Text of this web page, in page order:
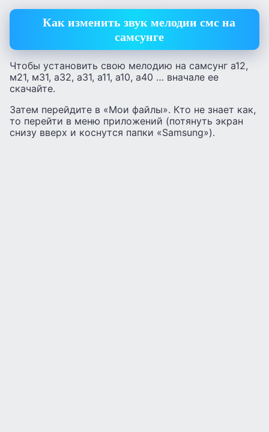
Как изменить звук мелодии смс на
самсунге
Чтобы установить свою мелодию на самсунг а12,
м21, м31, а32, а31, а11, а10, а40 … вначале ее
скачайте.
Затем перейдите в «Мои файлы». Кто не знает как,
то перейти в меню приложений (потянуть экран
снизу вверх и коснутся папки «Samsung»).